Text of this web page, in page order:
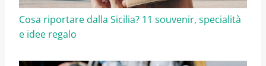
Cosa riportare dalla Sicilia? 11 souvenir, specialità
e idee regalo